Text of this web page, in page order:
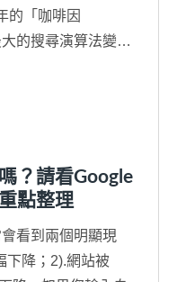
的「咖啡因
的搜尋演算法變
？請看Google
點整理
看到兩個明顯現
下降；2).網站被